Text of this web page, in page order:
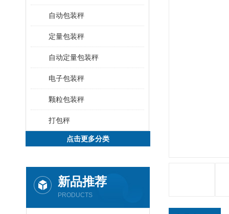
自动包装秤
定量包装秤
自动定量包装秤
电子包装秤
颗粒包装秤
打包秤
点击更多分类
新品推荐
PRODUCTS